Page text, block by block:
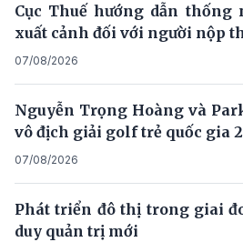
Cục Thuế hướng dẫn thống
xuất cảnh đối với người nộp
07/08/2026
Nguyễn Trọng Hoàng và
vô địch giải golf trẻ quốc gia
07/08/2026
Phát triển đô thị trong giai
duy quản trị mới